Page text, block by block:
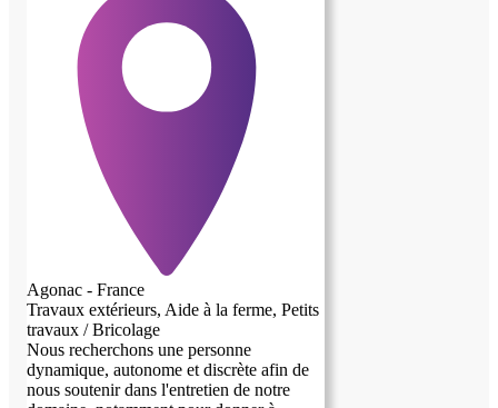
Agonac - France
Travaux extérieurs, Aide à la ferme, Petits
travaux / Bricolage
Nous recherchons une personne
dynamique, autonome et discrète afin de
nous soutenir dans l'entretien de notre